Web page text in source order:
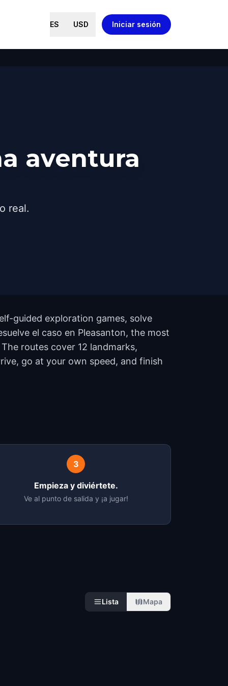
ES USD Iniciar sesión
aventura
real.
guided exploration games, solve
el caso en Pleasanton, the most
routes cover 12 landmarks,
go at your own speed, and finish
3
Empieza y diviértete.
Ve al punto de salida y ¡a jugar!
Lista Mapa